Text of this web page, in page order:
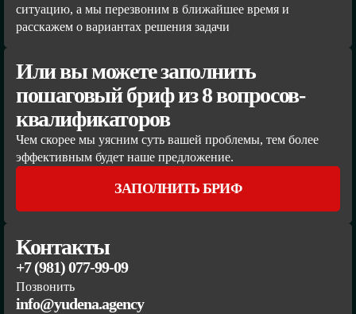
ситуацию, а мы перезвоним в ближайшее время и
расскажем о вариантах решения задачи
Или вы можете заполнить
пошаговый бриф из 8 вопросов-
квалификаторов
Чем скорее мы уясним суть вашей проблемы, тем более
эффективным будет наше предложение.
ЗАПОЛНИТЬ БРИФ
Контакты
+7 (981) 077-99-09
Позвонить
info@yudena.agency